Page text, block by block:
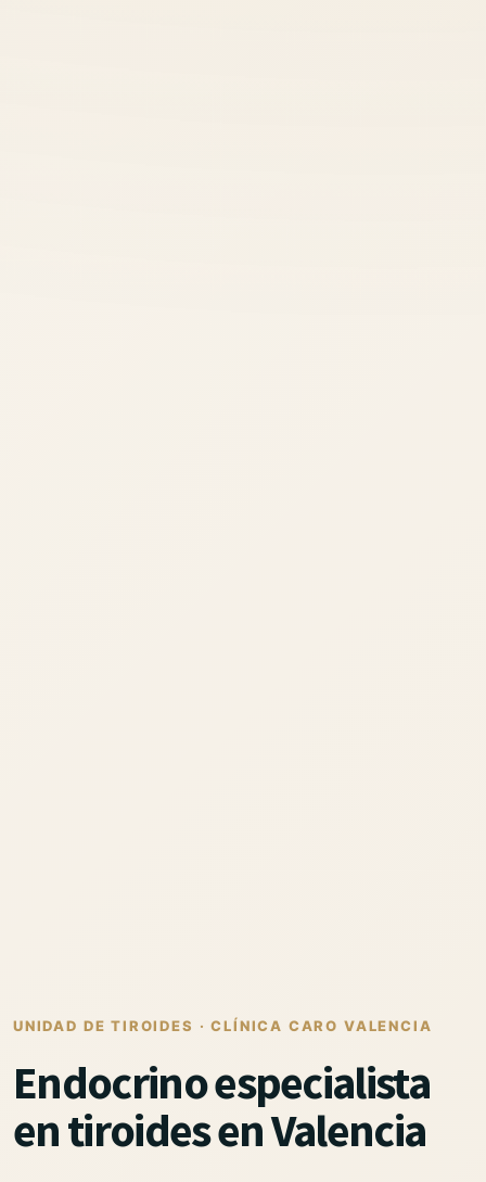
UNIDAD DE TIROIDES · CLÍNICA CARO VALENCIA
Endocrino especialista
en tiroides en Valencia